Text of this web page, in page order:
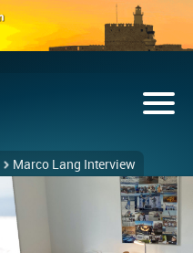
Marco Lang Interview